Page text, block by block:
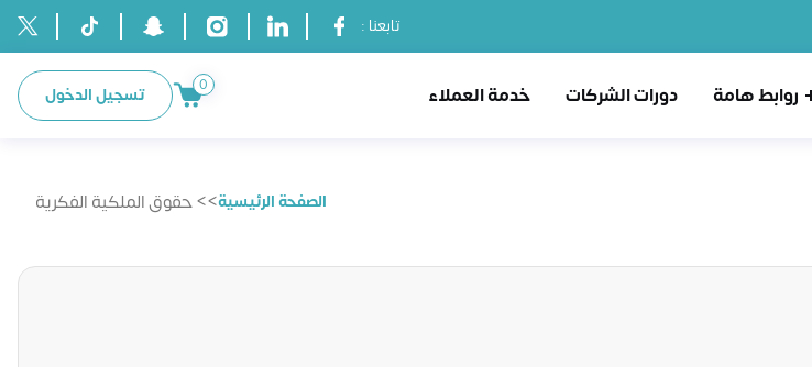
تابعنا :
روابط هامة دورات الشركات خدمة العملاء 0 تسجيل الدخول
الصفحة الرئيسية>> حقوق الملكية الفكرية